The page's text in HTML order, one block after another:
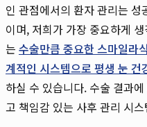
인 관점에서의 환자 관리는 성
이며, 저희가 가장 중요하게
는 수술만큼 중요한 스마일라
계적인 시스템으로 평생 눈 건
하실 수 있습니다. 수술 결과
고 책임감 있는 사후 관리 시